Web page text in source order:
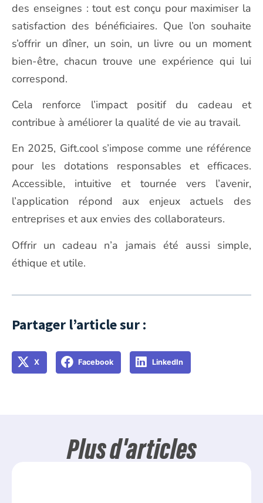
des enseignes : tout est conçu pour maximiser la
satisfaction des bénéficiaires. Que l’on souhaite
s’offrir un dîner, un soin, un livre ou un moment
bien-être, chacun trouve une expérience qui lui
correspond.
Cela renforce l’impact positif du cadeau et
contribue à améliorer la qualité de vie au travail.
En 2025, Gift.cool s’impose comme une référence
pour les dotations responsables et efficaces.
Accessible, intuitive et tournée vers l’avenir,
l’application répond aux enjeux actuels des
entreprises et aux envies des collaborateurs.
Offrir un cadeau n’a jamais été aussi simple,
éthique et utile.
Partager l’article sur :
X Facebook LinkedIn
Plus d'articles